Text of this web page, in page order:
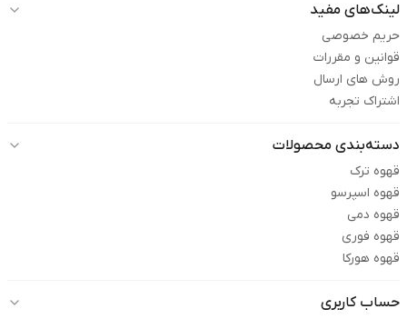
لینک‌های مفید
حریم خصوصی
قوانین و مقررات
روش های ارسال
اشتراک تجربه
دسته‌بندی محصولات
قهوه ترک
قهوه اسپرسو
قهوه دمی
قهوه فوری
قهوه هورکا
حساب کاربری